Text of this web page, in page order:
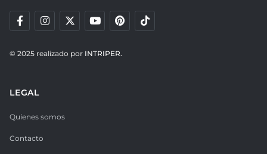
© 2025 realizado por INTRIPER.
LEGAL
Quienes somos
Contacto